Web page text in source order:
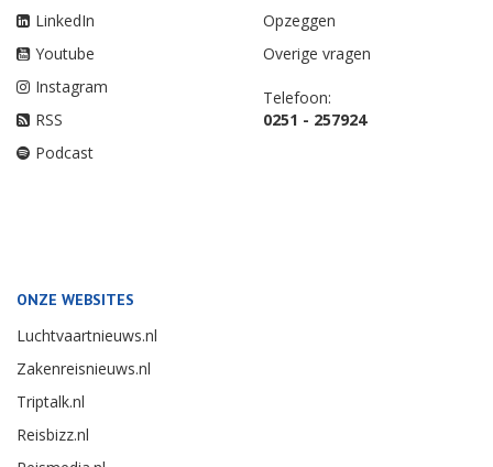
LinkedIn
Youtube
Instagram
RSS
Podcast
Opzeggen
Overige vragen
Telefoon:
0251 - 257924
ONZE WEBSITES
Luchtvaartnieuws.nl
Zakenreisnieuws.nl
Triptalk.nl
Reisbizz.nl